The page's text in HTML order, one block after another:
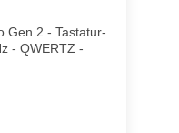
Gen 2 - Tastatur-
- QWERTZ -